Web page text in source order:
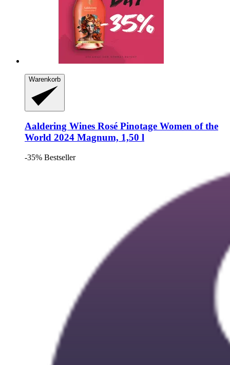
Warenkorb
Aaldering Wines Rosé Pinotage Women of the
World 2024 Magnum, 1,50 l
-35% Bestseller